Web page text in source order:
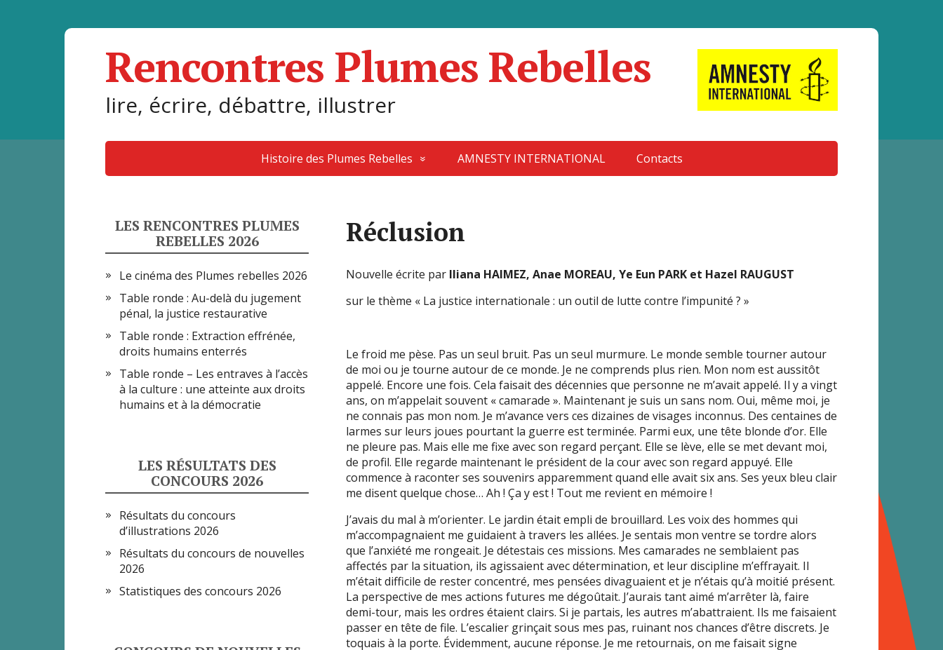
Rencontres Plumes Rebelles
lire, écrire, débattre, illustrer
Histoire des Plumes Rebelles AMNESTY INTERNATIONAL Contacts
Réclusion
Nouvelle écrite par Iliana HAIMEZ, Anae MOREAU, Ye Eun PARK et Hazel RAUGUST
sur le thème « La justice internationale : un outil de lutte contre l’impunité ? »
Le froid me pèse. Pas un seul bruit. Pas un seul murmure. Le monde semble tourner autour
de moi ou je tourne autour de ce monde. Je ne comprends plus rien. Mon nom est aussitôt
appelé. Encore une fois. Cela faisait des décennies que personne ne m’avait appelé. Il y a vingt
ans, on m’appelait souvent « camarade ». Maintenant je suis un sans nom. Oui, même moi, je
ne connais pas mon nom. Je m’avance vers ces dizaines de visages inconnus. Des centaines de
larmes sur leurs joues pourtant la guerre est terminée. Parmi eux, une tête blonde d’or. Elle
ne pleure pas. Mais elle me fixe avec son regard perçant. Elle se lève, elle se met devant moi,
de profil. Elle regarde maintenant le président de la cour avec son regard appuyé. Elle
commence à raconter ses souvenirs apparemment quand elle avait six ans. Ses yeux bleu clair
me disent quelque chose… Ah ! Ça y est ! Tout me revient en mémoire !
J’avais du mal à m’orienter. Le jardin était empli de brouillard. Les voix des hommes qui
m’accompagnaient me guidaient à travers les allées. Je sentais mon ventre se tordre alors
que l’anxiété me rongeait. Je détestais ces missions. Mes camarades ne semblaient pas
affectés par la situation, ils agissaient avec détermination, et leur discipline m’effrayait. Il
m’était difficile de rester concentré, mes pensées divaguaient et je n’étais qu’à moitié présent.
La perspective de mes actions futures me dégoûtait. J’aurais tant aimé m’arrêter là, faire
demi-tour, mais les ordres étaient clairs. Si je partais, les autres m’abattraient. Ils me faisaient
passer en tête de file. L’escalier grinçait sous mes pas, ruinant nos chances d’être discrets. Je
toquais à la porte. Évidemment, aucune réponse. Je me retournais, on me faisait signe
LES RENCONTRES PLUMES
REBELLES 2026
Le cinéma des Plumes rebelles 2026
Table ronde : Au-delà du jugement
pénal, la justice restaurative
Table ronde : Extraction effrénée,
droits humains enterrés
Table ronde – Les entraves à l’accès
à la culture : une atteinte aux droits
humains et à la démocratie
LES RÉSULTATS DES
CONCOURS 2026
Résultats du concours
d’illustrations 2026
Résultats du concours de nouvelles
2026
Statistiques des concours 2026